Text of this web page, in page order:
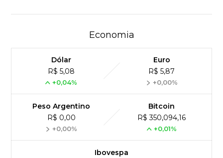
Economia
Dólar
R$ 5,08
+0,04%
Euro
R$ 5,87
+0,00%
Peso Argentino
R$ 0,00
+0,00%
Bitcoin
R$ 350,094,16
+0,01%
Ibovespa